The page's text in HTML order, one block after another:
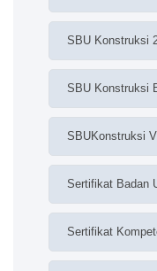
SBU Konstruksi
SBU Konstruksi
SBUKonstruksi
Sertifikat Badan
Sertifikat